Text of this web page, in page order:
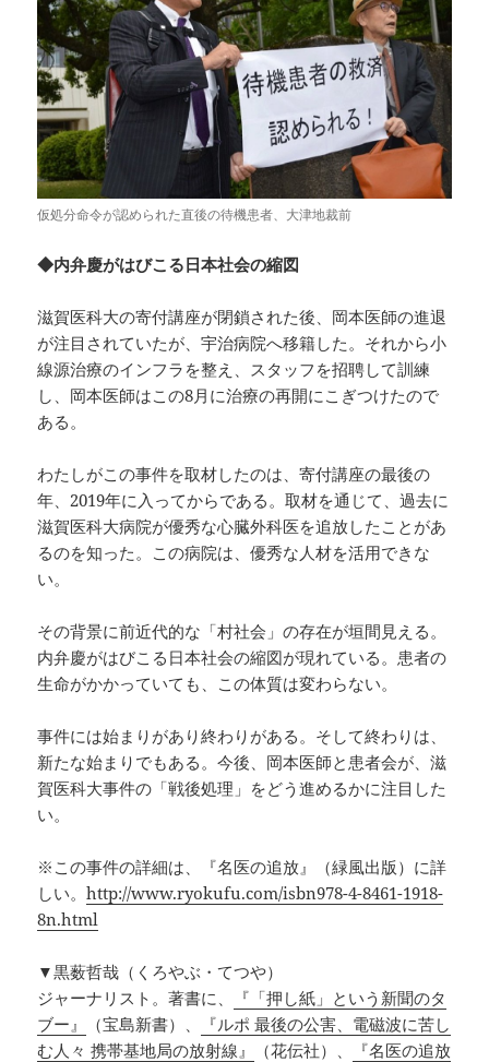
仮処分命令が認められた直後の待機患者、大津地裁前
◆内弁慶がはびこる日本社会の縮図
滋賀医科大の寄付講座が閉鎖された後、岡本医師の進退
が注目されていたが、宇治病院へ移籍した。それから小
線源治療のインフラを整え、スタッフを招聘して訓練
し、岡本医師はこの8月に治療の再開にこぎつけたので
ある。
わたしがこの事件を取材したのは、寄付講座の最後の
年、2019年に入ってからである。取材を通じて、過去に
滋賀医科大病院が優秀な心臓外科医を追放したことがあ
るのを知った。この病院は、優秀な人材を活用できな
い。
その背景に前近代的な「村社会」の存在が垣間見える。
内弁慶がはびこる日本社会の縮図が現れている。患者の
生命がかかっていても、この体質は変わらない。
事件には始まりがあり終わりがある。そして終わりは、
新たな始まりでもある。今後、岡本医師と患者会が、滋
賀医科大事件の「戦後処理」をどう進めるかに注目した
い。
※この事件の詳細は、『名医の追放』（緑風出版）に詳
しい。http://www.ryokufu.com/isbn978-4-8461-1918-
8n.html
▼黒薮哲哉（くろやぶ・てつや）
ジャーナリスト。著書に、
『「押し紙」という新聞のタ
ブー』
（宝島新書）、
『ルポ 最後の公害、電磁波に苦し
む人々 携帯基地局の放射線』
（花伝社）、
『名医の追放